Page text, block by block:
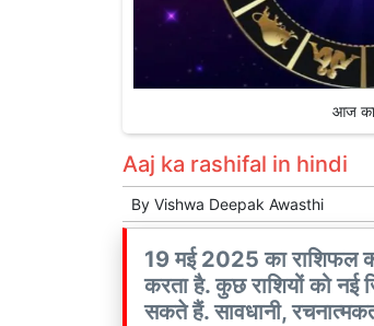
आज
Aaj ka rashifal in hindi
By Vishwa Deepak Awasthi
19 मई 2025 का राशिफल
करता है. कुछ राशियों को नई
सकते हैं. सावधानी,